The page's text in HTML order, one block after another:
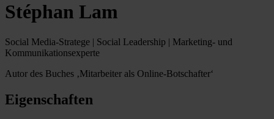
Stéphan Lam
Social Media-Stratege | Social Leadership | Marketing- und
Kommunikationsexperte
Autor des Buches ‚Mitarbeiter als Online-Botschafter‘
Eigenschaften